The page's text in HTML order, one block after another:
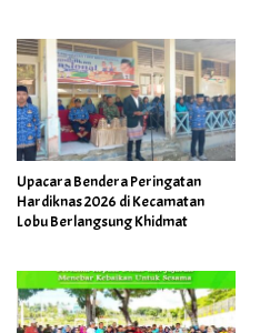
Upacara Bendera Peringatan
Hardiknas 2026 di Kecamatan
Lobu Berlangsung Khidmat